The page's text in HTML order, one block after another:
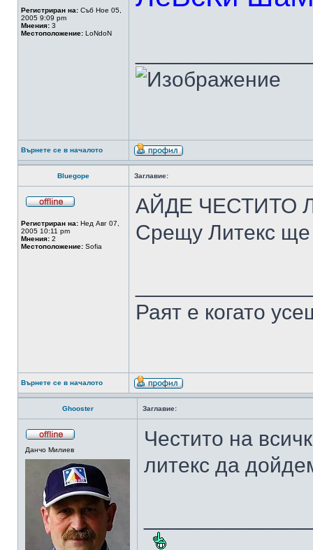
Регистриран на: Съб Ное 05,
2005 9:09 pm
Мнения: 3
Местоположение: LoNdoN
Върнете се в началото
Bluegope Заглавие:
Регистриран на: Нед Авг 07,
2005 10:11 pm
Мнения: 2
Местоположение: Sofia
АЙДЕ ЧЕСТИТО
Срещу Литекс ще
Раят е когато
Върнете се в началото
Ghooster Заглавие:
Данчо Милиев
Честито на
литекс да